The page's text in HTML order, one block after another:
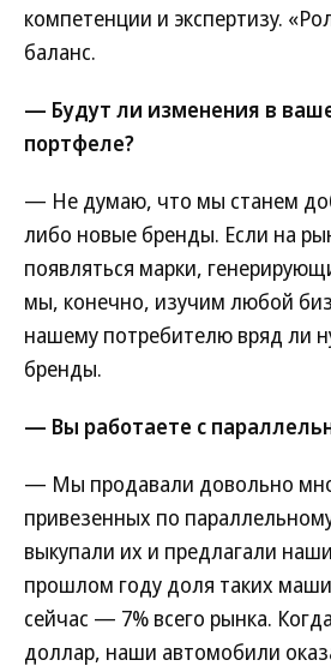
компетенции и экспертизу.
баланс.
— Будут ли изменения в
портфеле?
— Не думаю, что мы станем
либо новые бренды. Если на
появляться марки,
мы, конечно, изучим любой
нашему потребителю вряд ли
бренды.
— Вы работаете с
— Мы продавали довольно
привезенных по
выкупали их и предлагали
прошлом году доля таких
сейчас — 7% всего рынка.
доллар, наши автомобили